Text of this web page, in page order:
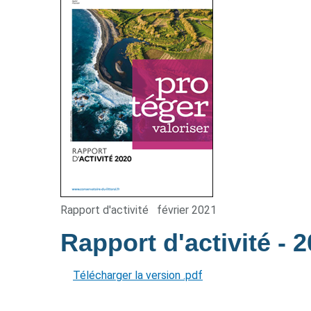
Rapport d'activité février 2021
Rapport d'activité -
Télécharger la version .pdf